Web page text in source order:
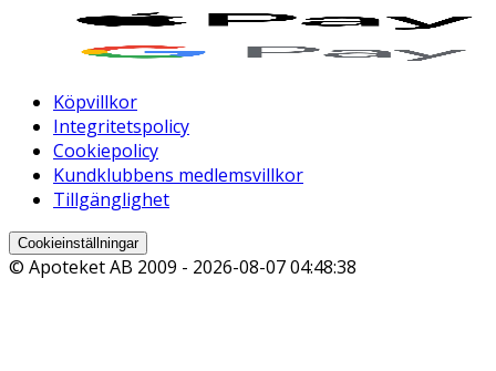
Köpvillkor
Integritetspolicy
Cookiepolicy
Kundklubbens medlemsvillkor
Tillgänglighet
Cookieinställningar
© Apoteket AB 2009 - 2026-08-07 04:48:38